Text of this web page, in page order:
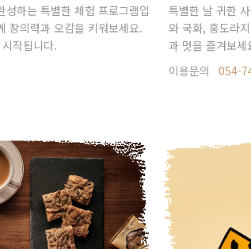
하는 특별한 체험 프로그램입
창의력과 오감을 키워보세요.
작됩니다.
특별한 날 귀한
와 국화, 홍도라
과 멋을 즐겨보
이용문의
054-